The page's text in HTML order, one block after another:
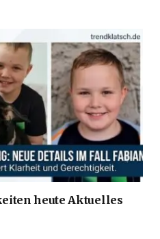
heute Aktuelles